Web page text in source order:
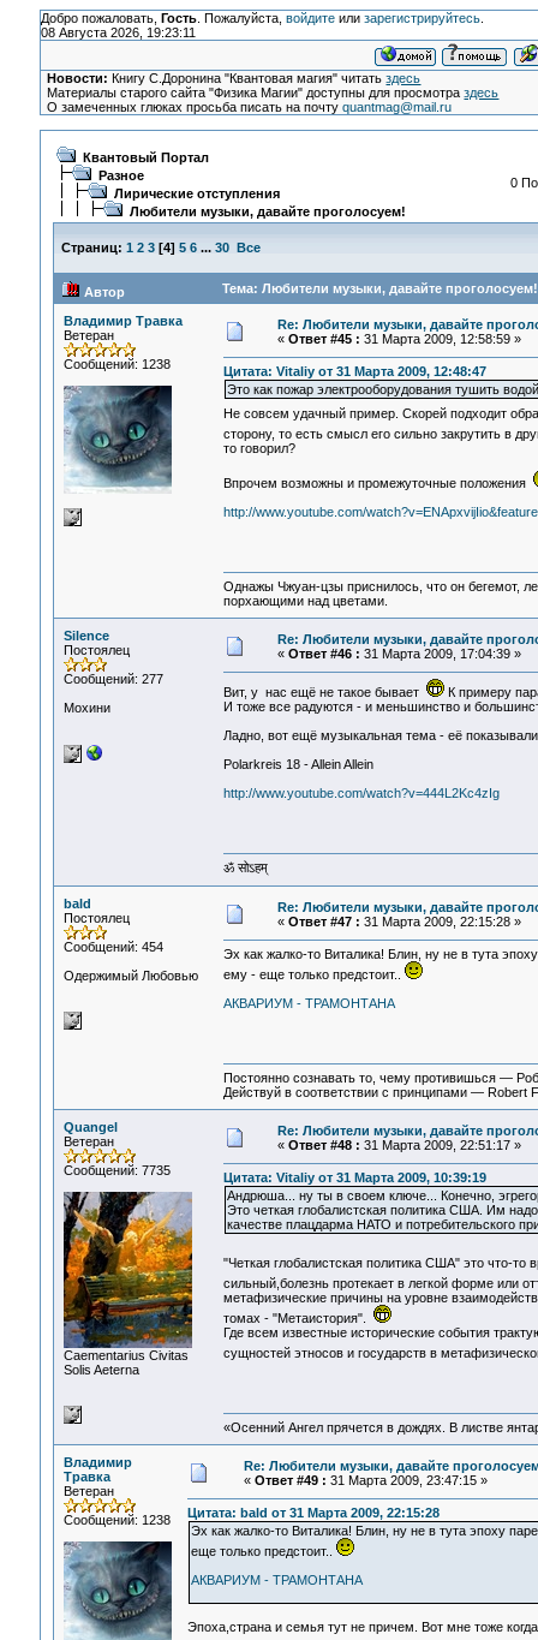
Добро пожаловать, Гость. Пожалуйста, войдитеили зарегистрируйтесь.
08 Августа 2026, 19:23:11
Новости: Книгу С.Доронина "Квантовая магия" читатьздесь
Материалы старого сайта "Физика Магии" доступны для просмотраздесь
О замеченных глюках просьба писать на почтуquantmag@mail.ru
Квантовый Портал
Разное
Лирические отступления
Любители музыки, давайте проголосуем!
0
Страниц: 1 2 3[4] 5 6 ... 30 Все
Автор Тема: Любители музыки, давайте
Владимир Травка
Ветеран
Сообщений: 1238
Re: Любители музыки, давайте
« Ответ #45 : 31 Марта 2009, 12:58:59 »
Цитата: Vitaliy от 31 Марта 2009, 12:48:47
Это как пожар электрооборудования тушить
Не совсем удачный пример. Скорей подходит
сторону, то есть смысл его сильно закрутить в
то говорил?
Впрочем возможны и промежуточные положения
http://www.youtube.com/
Однажы Чжуан-цзы приснилось, что он бегемот,
порхающими над цветами.
Silence
Постоялец
Сообщений: 277
Мохини
Re: Любители музыки, давайте
« Ответ #46 : 31 Марта 2009, 17:04:39 »
Вит, у нас ещё не такое бывает
К примеру
И тоже все радуются - и меньшинство и
Ладно, вот ещё музыкальная тема - её
Polarkreis 18 - Allein Allein
http://www.youtube.com/watch?v=444L2Kc4zIg
ॐ सोऽहम्
bald
Постоялец
Сообщений: 454
Одержимый Любовью
Re: Любители музыки, давайте
« Ответ #47 : 31 Марта 2009, 22:15:28 »
Эх как жалко-то Виталика! Блин, ну не в тута
ему - еще только предстоит..
АКВАРИУМ - ТРАМОНТАНА
Постоянно сознавать то, чему противишься —
Действуй в соответствии с принципами — Robert
Quangel
Ветеран
Сообщений: 7735
Сaementarius Civitas
Solis Aeterna
Re: Любители музыки, давайте
« Ответ #48 : 31 Марта 2009, 22:51:17 »
Цитата: Vitaliy от 31 Марта 2009, 10:39:19
Андрюша... ну ты в своем ключе... Конечно,
Это четкая глобалистская политика США. Им
качестве плацдарма НАТО и потребительского
"Четкая глобалистская политика США" это что-
сильный,болезнь протекает в легкой форме или
метафизические причины на уровне
томах - "Метаистория".
Где всем известные исторические события
сущностей этносов и государств в
«Осенний Ангел прячется в дождях. В листве
Владимир
Травка
Ветеран
Сообщений: 1238
Re: Любители музыки, давайте
« Ответ #49 : 31 Марта 2009, 23:47:15 »
Цитата: bald от 31 Марта 2009, 22:15:28
Эх как жалко-то Виталика! Блин, ну не в тута эпоху
еще только предстоит..
АКВАРИУМ - ТРАМОНТАНА
Эпоха,страна и семья тут не причем. Вот мне тоже